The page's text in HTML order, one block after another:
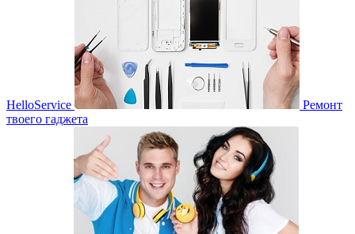
HelloService
Ремонт
твоего гаджета